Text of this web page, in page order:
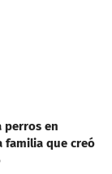
perros en
familia que creó